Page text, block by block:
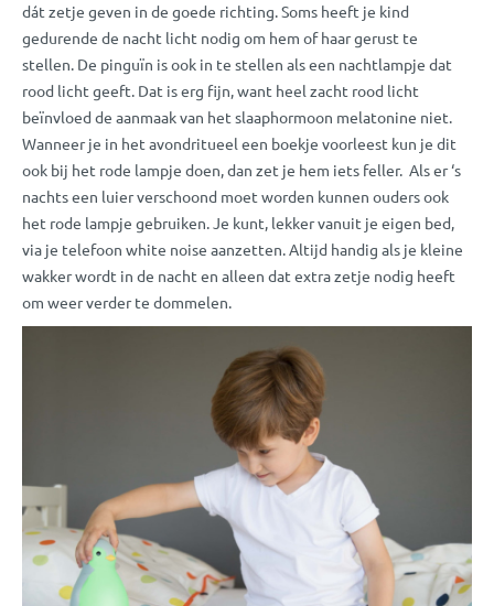
dát zetje geven in de goede richting. Soms heeft je kind
gedurende de nacht licht nodig om hem of haar gerust te
stellen. De pinguïn is ook in te stellen als een nachtlampje dat
rood licht geeft. Dat is erg fijn, want heel zacht rood licht
beïnvloed de aanmaak van het slaaphormoon melatonine niet.
Wanneer je in het avondritueel een boekje voorleest kun je dit
ook bij het rode lampje doen, dan zet je hem iets feller. Als er ‘s
nachts een luier verschoond moet worden kunnen ouders ook
het rode lampje gebruiken. Je kunt, lekker vanuit je eigen bed,
via je telefoon white noise aanzetten. Altijd handig als je kleine
wakker wordt in de nacht en alleen dat extra zetje nodig heeft
om weer verder te dommelen.